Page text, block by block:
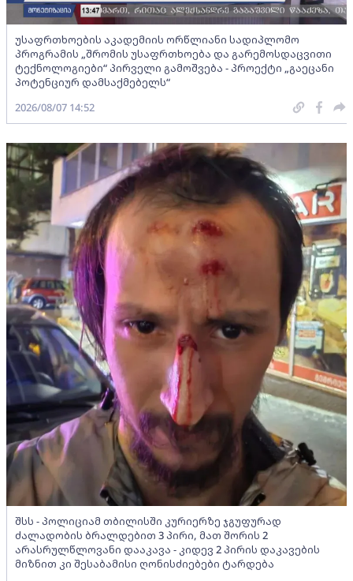
უსაფრთხოების აკადემიის ორწლიანი სადიპლომო
პროგრამის „შრომის უსაფრთხოება და გარემოსდაცვითი
ტექნოლოგიები“ პირველი გამოშვება - პროექტი „გაეცანი
პოტენციურ დამსაქმებელს“
2026/08/07 14:52
შსს - პოლიციამ თბილისში კურიერზე ჯგუფურად
ძალადობის ბრალდებით 3 პირი, მათ შორის 2
არასრულწლოვანი დააკავა - კიდევ 2 პირის დაკავების
მიზნით კი შესაბამისი ღონისძიებები ტარდება